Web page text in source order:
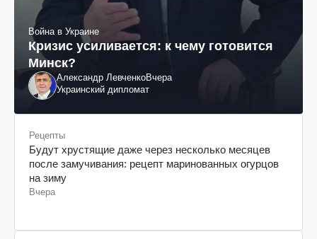
Война в Украине
Кризис усиливается: к чему готовится
Минск?
Александр ЛевченкоВчера
Украинский дипломат
Рецепты
Будут хрустящие даже через несколько месяцев
после замучивания: рецепт маринованных огурцов
на зиму
Вчера